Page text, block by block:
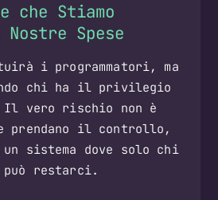
che Stiamo
Nostre Spese
i programmatori, ma
chi ha il privilegio
vero rischio non è
prendano il controllo,
un sistema dove solo chi
può restarci.